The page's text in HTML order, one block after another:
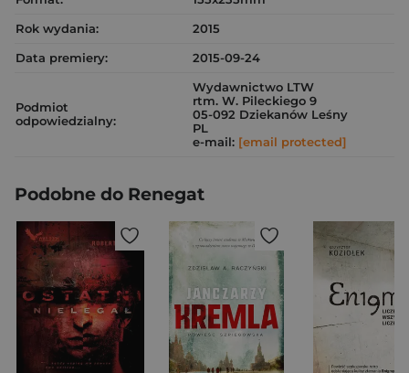
Rok wydania:
2015
Data premiery:
2015-09-24
Podmiot
odpowiedzialny:
Wydawnictwo LTW
rtm. W. Pileckiego 9
05-092 Dziekanów Leśny
PL
e-mail: [email protected]
Podobne do Renegat